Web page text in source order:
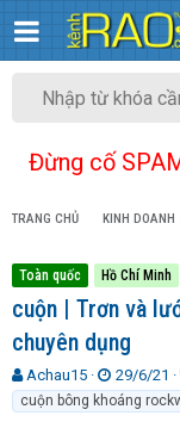
Đừng cố
TRANG CHỦ KINH DOANH
Toàn quốc Hồ Chí Minh
cuộn | Trơn và
chuyên dụng
T
h
r
Achau15
N
g
à
29/6/21
cuộn bông khoáng